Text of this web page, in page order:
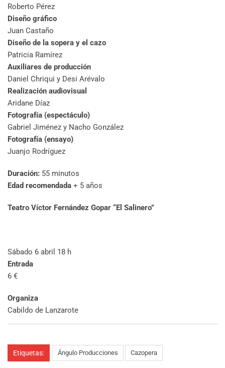
Roberto Pérez
Diseño gráfico
Juan Castaño
Diseño de la sopera y el cazo
Patricia Ramírez
Auxiliares de producción
Daniel Chriqui y Desi Arévalo
Realización audiovisual
Aridane Díaz
Fotografía (espectáculo)
Gabriel Jiménez y Nacho González
Fotografía (ensayo)
Juanjo Rodríguez
Duración: 55 minutos
Edad recomendada + 5 años
Teatro Víctor Fernández Gopar “El Salinero”
Sábado 6 abril 18 h
Entrada
6 €
Organiza
Cabildo de Lanzarote
Etiquetas: Ángulo Producciones Cazopera